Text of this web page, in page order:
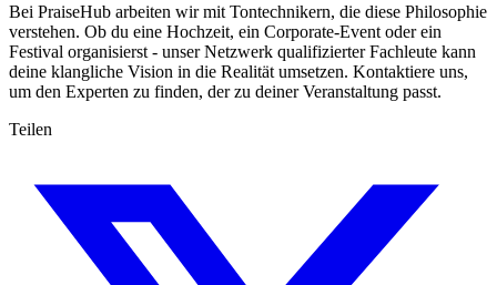
Bei PraiseHub arbeiten wir mit Tontechnikern, die diese Philosophie
verstehen. Ob du eine Hochzeit, ein Corporate-Event oder ein
Festival organisierst - unser Netzwerk qualifizierter Fachleute kann
deine klangliche Vision in die Realität umsetzen. Kontaktiere uns,
um den Experten zu finden, der zu deiner Veranstaltung passt.
Teilen